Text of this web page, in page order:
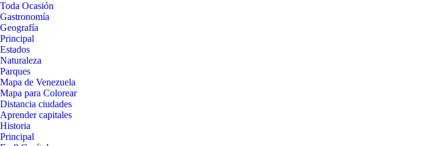
Toda Ocasión
Gastronomía
Geografía
Principal
Estados
Naturaleza
Parques
Mapa de Venezuela
Mapa para Colorear
Distancia ciudades
Aprender capitales
Historia
Principal